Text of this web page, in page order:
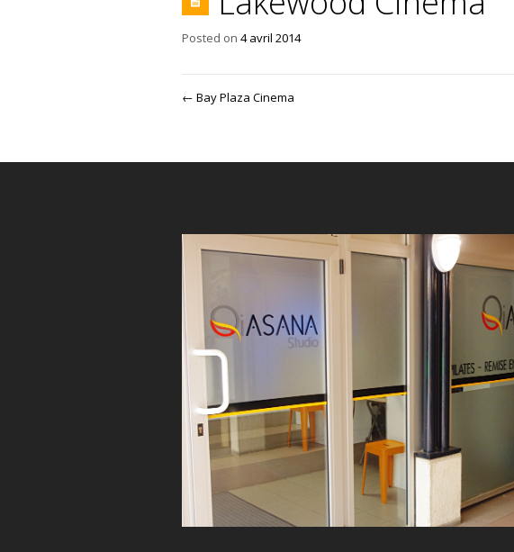
Posted on 4 avril 2014
← Bay Plaza Cinema